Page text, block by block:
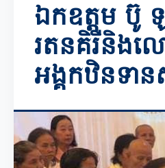
ឯកឧត្តម ប៊ូ
រតនគិរីនិងល
អង្គកឋិនទាន